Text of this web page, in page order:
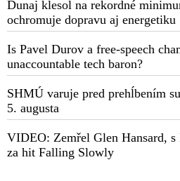
Dunaj klesol na rekordné
ochromuje dopravu aj energetiku
Is Pavel Durov a free-speech
unaccountable tech baron?
SHMÚ varuje pred prehĺbením
5. augusta
VIDEO: Zemřel Glen Hansard, s Irglovou získal Oscara
za hit Falling Slowly